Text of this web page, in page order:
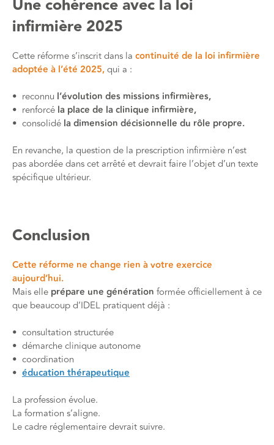
Une cohérence avec la loi
infirmière 2025
Cette réforme s’inscrit dans la continuité de la loi infirmière
adoptée à l’été 2025,qui a :
• reconnu l’évolution des missions infirmières,
• renforcé la place de la clinique infirmière,
• consolidé la dimension décisionnelle du rôle propre.
En revanche, la question de la prescription infirmière n’est
pas abordée dans cet arrêté et devrait faire l’objet d’un texte
spécifique ultérieur.
Conclusion
Cette réforme ne change rien à votre exercice
aujourd’hui.
Mais elle prépare une génération formée officiellement à ce
que beaucoup d’IDEL pratiquent déjà :
• consultation structurée
• démarche clinique autonome
• coordination
• éducation thérapeutique
La profession évolue.
La formation s’aligne.
Le cadre réglementaire devrait suivre.